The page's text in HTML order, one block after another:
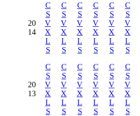
20
14
C
S
V
X
L
S
C
S
V
X
L
S
C
S
V
X
L
S
C
S
V
X
L
S
C
S
V
X
L
S
C
S
V
X
L
S
20
13
C
S
V
X
L
S
C
S
V
X
L
S
C
S
V
X
L
S
C
S
V
X
L
S
C
S
V
X
L
S
C
S
V
X
L
S